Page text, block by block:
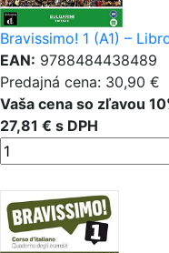
Bravissimo! 1 (A1) –
EAN: 9788484438489
Predajná cena: 30,90 €
Vaša cena so zľavou
27,81 € s DPH